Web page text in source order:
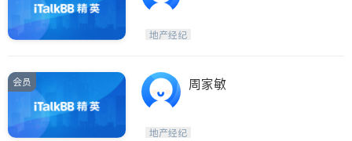
地产经纪
会员 周家敏
地产经纪